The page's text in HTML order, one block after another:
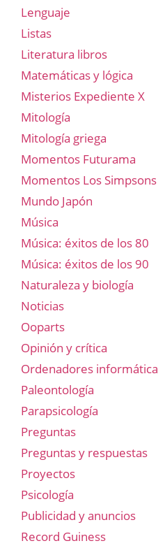
Lenguaje
Listas
Literatura libros
Matemáticas y lógica
Misterios Expediente X
Mitología
Mitología griega
Momentos Futurama
Momentos Los Simpsons
Mundo Japón
Música
Música: éxitos de los 80
Música: éxitos de los 90
Naturaleza y biología
Noticias
Ooparts
Opinión y crítica
Ordenadores informática
Paleontología
Parapsicología
Preguntas
Preguntas y respuestas
Proyectos
Psicología
Publicidad y anuncios
Record Guiness